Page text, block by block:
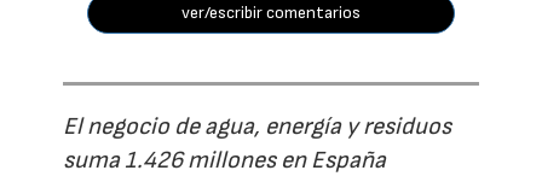
ver/escribir comentarios
El negocio de agua, energía y residuos
suma 1.426 millones en España